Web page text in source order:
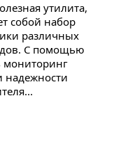
утилита,
собой набор
различных
С помощью
надежности